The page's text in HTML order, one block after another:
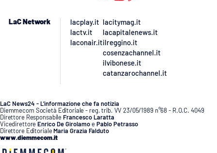
LaC Network
lacplay.it
lactv.it
laconair.it
lacitymag.it
lacapitalenews.it
ilreggino.it
cosenzachannel.it
ilvibonese.it
catanzarochannel.it
LaC News24 - L’informazione che fa notizia
Diemmecom Società Editoriale - reg. trib. VV 23/05/1989 n°68 - R.O.C. 4049
Direttore Responsabile Francesco Laratta
Vicedirettore Enrico De GirolamoePablo Petrasso
Direttore Editoriale Maria Grazia Falduto
www.diemmecom.it